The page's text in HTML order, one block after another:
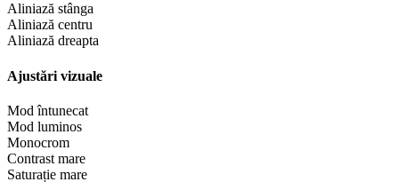
Aliniază stânga
Aliniază centru
Aliniază dreapta
Ajustări vizuale
Mod întunecat
Mod luminos
Monocrom
Contrast mare
Saturație mare